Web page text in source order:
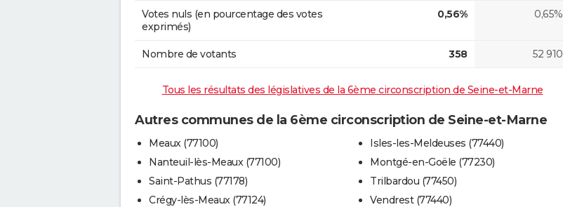
Votes nuls (en pourcentage des votes
exprimés)
0,56% 0,65%
Nombre de votants 358 52 910
Tous les résultats des législatives de la 6ème circonscription de Seine-et-Marne
Autres communes de la 6ème circonscription de Seine-et-Marne
Meaux (77100)
Nanteuil-lès-Meaux (77100)
Saint-Pathus (77178)
Crégy-lès-Meaux (77124)
Isles-les-Meldeuses (77440)
Montgé-en-Goële (77230)
Trilbardou (77450)
Vendrest (77440)